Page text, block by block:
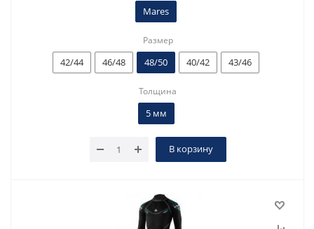
Mares
Размер
42/44 46/48 48/50 40/42 43/46
Толщина
5 мм
В корзину